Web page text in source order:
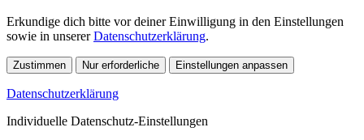
Erkundige dich bitte vor deiner Einwilligung in den Einstellungen
sowie in unsererDatenschutzerklärung.
Zustimmen Nur erforderliche Einstellungen anpassen
Datenschutzerklärung
Individuelle Datenschutz-Einstellungen